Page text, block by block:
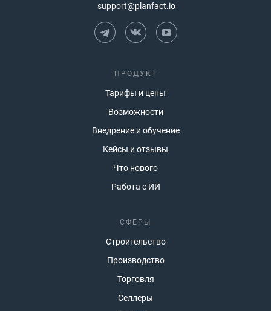
support@planfact.io
ПРОДУКТ
Тарифы и цены
Возможности
Внедрение и обучение
Кейсы и отзывы
Что нового
Работа с ИИ
СФЕРЫ
Строительство
Производство
Торговля
Селлеры